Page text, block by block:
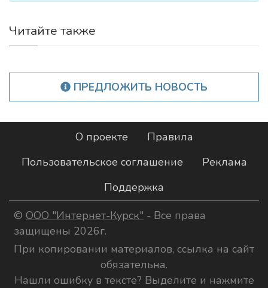
Читайте также
ПРЕДЛОЖИТЬ НОВОСТЬ
О проекте
Правила
Пользовательское соглашение
Реклама
Поддержка
© ООО "Интернет-Курск" - Все права
защищены 2026г.
При копировании материалов, ссылка на сайт
обязательна.
Нашли ошибку в тексте? Выделите и нажмите